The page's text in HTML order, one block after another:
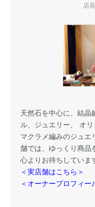
店
天然石を中心に、結晶
ル、ジュエリー、 オ
マクラメ編みのジュ
舗では、ゆっくり商品
心よりお待ちしていま
＜実店舗はこちら＞
＜オーナープロフィー